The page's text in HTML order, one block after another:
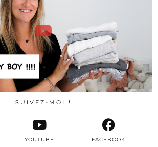
SUIVEZ-MOI !
FACEBOOK
YOUTUBE